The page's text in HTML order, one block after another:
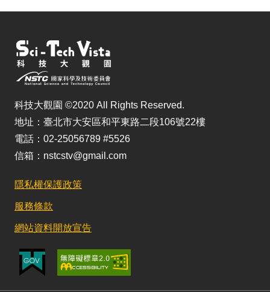
科技大觀園 ©2020 All Rights Reserved.
地址：臺北市大安區和平東路二段106號22樓
電話：02-25056789 #5526
信箱：nstcstv@gmail.com
隱私權保護政策
服務條款
網站資料開放宣告